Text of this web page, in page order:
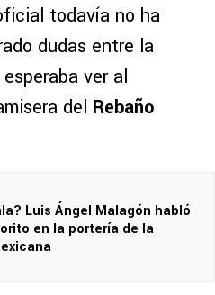
todavía no ha
dudas entre la
ver al
del Rebaño
Luis Ángel Malagón habló
en la portería de la